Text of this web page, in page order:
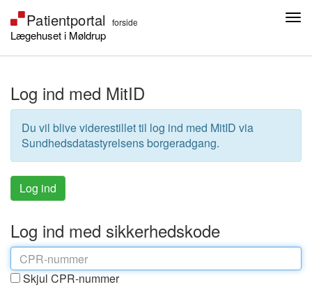
Lægehuset i Møldrup
Log ind med MitID
Du vil blive viderestillet til log ind med MitID via
Sundhedsdatastyrelsens borgeradgang.
Log ind med sikkerhedskode
Skjul CPR-nummer